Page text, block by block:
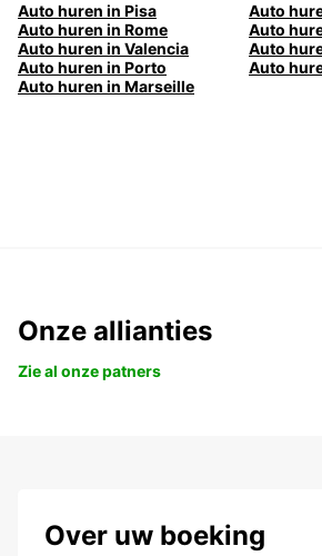
Auto huren in Pisa
Auto
Auto huren in Rome
Auto
Auto huren in Valencia
Auto
Auto huren in Porto
Auto
Auto huren in Marseille
Onze allianties
Zie al onze patners
Over uw boeking